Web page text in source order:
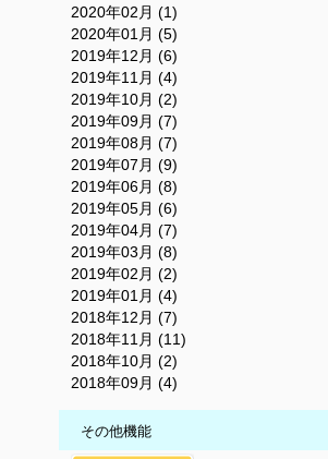
2020年02月 (1)
2020年01月 (5)
2019年12月 (6)
2019年11月 (4)
2019年10月 (2)
2019年09月 (7)
2019年08月 (7)
2019年07月 (9)
2019年06月 (8)
2019年05月 (6)
2019年04月 (7)
2019年03月 (8)
2019年02月 (2)
2019年01月 (4)
2018年12月 (7)
2018年11月 (11)
2018年10月 (2)
2018年09月 (4)
その他機能